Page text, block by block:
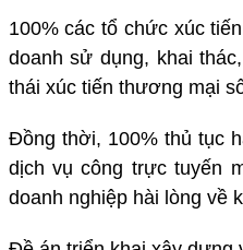
100% các tổ chức xúc
doanh sử dụng, khai
thái xúc tiến thương mại
Đồng thời, 100% thủ tục
dịch vụ công trực tuyến
doanh nghiệp hài lòng về